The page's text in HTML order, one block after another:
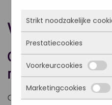
WLS
Gebruiksadvies
multivitaminen
Gebruiksadvies: 1 maal
Strikt noodzakelijke
Deze cookies zorgen
überhaupt werkt. Ze
kunnen niet worden
ze alleen geplaatst als
inloggen, een formulier
privacyvoorkeuren
Prestatiecookies
Met deze cookies zien
bezocht wordt, waar
komen en welke
kunnen we de website
Voorkeurcookies
Deze cookies
Bijvoorbeeld taalkeuze
Marketingcookies